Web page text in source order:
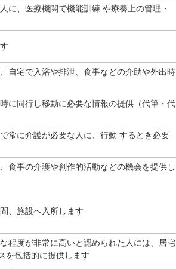
に、医療機関で機能訓練 や療養上の管理・
自宅で入浴や排泄、食事などの介助や外出時
に同行し移動に必要な情報の提供（代筆・代
常に介護が必要な人に、行動 するとき必要
食事の介護や創作的活動などの機会を提供し
、施設へ入所します
程度が非常に高いと認められた人には、居宅
を包括的に提供します